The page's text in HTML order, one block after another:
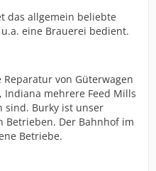
das allgemein beliebte
eine Brauerei bedient.
von Güterwagen
mehrere Feed Mills
sind. Burky ist unser
Betrieben. Der Bahnhof im
Betriebe.